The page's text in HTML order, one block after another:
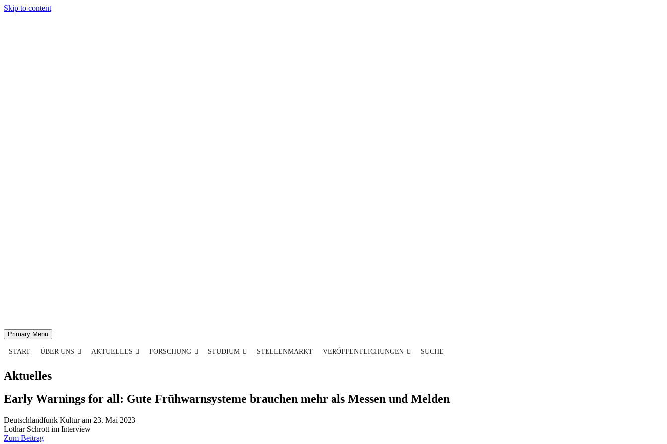
Skip to content
Primary Menu
START ÜBER UNS AKTUELLES FORSCHUNG STUDIUM STELLENMARKT VERÖFFENTLICHUNGEN SUCHE
Aktuelles
Early Warnings for all: Gute Frühwarnsysteme brauchen mehr als Messen und Melden
Deutschlandfunk Kultur am 23. Mai 2023
Lothar Schrott im Interview
Zum Beitrag